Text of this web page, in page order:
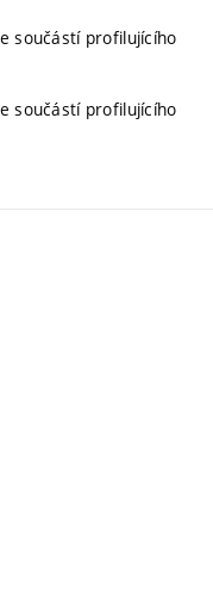
součástí profilujícího
součástí profilujícího